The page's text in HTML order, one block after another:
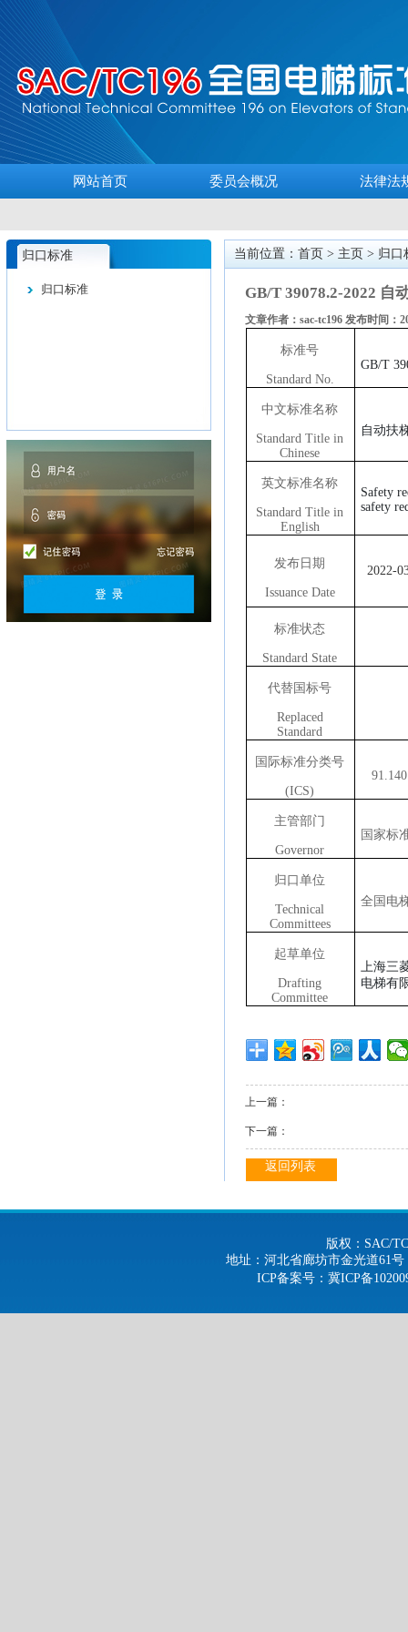
网站首页 委员会概况 法律法
归口标准
归口标准
当前位置：首页 > 主页 > 归口
GB/T 39078.2-2022 自
文章作者：sac-tc196 发布时间：
标准号
Standard No.
GB/T
中文标准名称
Standard Title in
Chinese
自动扶
英文标准名称
Standard Title in
English
Safety
safety
发布日期
Issuance Date
2022-0
标准状态
Standard State
代替国标号
Replaced
Standard
国际标准分类号
(ICS)
主管部门
Governor
国家标
归口单位
Technical
Committees
全国电
起草单位
Drafting
Committee
上海三
电梯有
上一篇：
下一篇：
返回列表
版权：SAC/
地址：河北省廊坊市金光道61号
ICP备案号 ：冀ICP备